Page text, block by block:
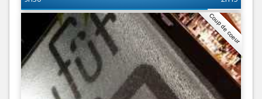
Coup de coeur